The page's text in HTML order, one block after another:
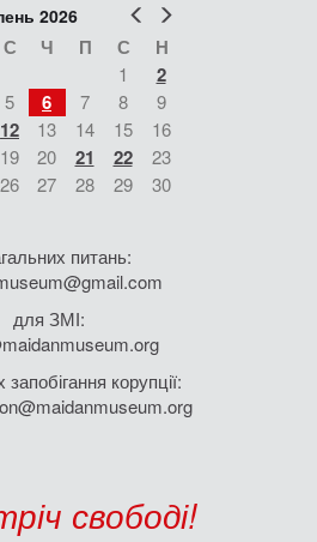
Попер
2026
С Ч П С Н
1 2
5 6 7 8
9
12 13 14 15
16
19 20 21 22
23
26 27 28 29
30
питань:
для ЗМІ:
корупції:
свободі!